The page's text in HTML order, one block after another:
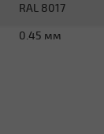
RAL 8017
0.45 мм